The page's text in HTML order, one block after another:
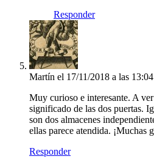
Responder
Martín el 17/11/2018 a las 13:04
Muy curioso e interesante. A
significado de las dos puertas.
son dos almacenes
ellas parece atendida. ¡Muchas
Responder